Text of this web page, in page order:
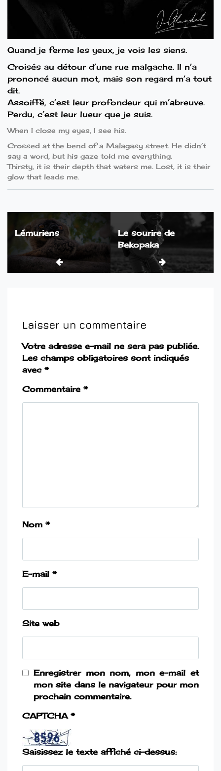
Quand je ferme les yeux, je vois les siens.
Croisés au détour d’une rue malgache. Il n’a
prononcé aucun mot, mais son regard m’a tout
dit.
Assoiffé, c’est leur profondeur qui m’abreuve.
Perdu, c’est leur lueur que je suis.
When I close my eyes, I see his.
Crossed at the bend of a Malagasy street. He didn’t
say a word, but his gaze told me everything.
Thirsty, it is their depth that waters me. Lost, it is their
glow that leads me.
Navigation
de
l’article
Lémuriens
Le sourire de
Bekopaka
Laisser un commentaire
Votre adresse e-mail ne sera pas publiée.
Les champs obligatoires sont indiqués
avec *
Commentaire *
Nom *
E-mail *
Site web
Enregistrer mon nom, mon e-mail et
mon site dans le navigateur pour mon
prochain commentaire.
CAPTCHA *
Saisissez le texte affiché ci-dessus: